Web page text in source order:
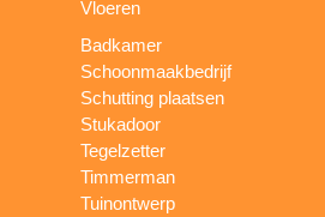
Vloeren
Badkamer
Schoonmaakbedrijf
Schutting plaatsen
Stukadoor
Tegelzetter
Timmerman
Tuinontwerp